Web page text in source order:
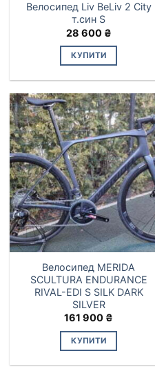
Велосипед Liv BeLiv 2 City
т.син S
28 600 ₴
КУПИТИ
Велосипед MERIDA
SCULTURA ENDURANCE
RIVAL-EDI S SILK DARK
SILVER
161 900 ₴
КУПИТИ